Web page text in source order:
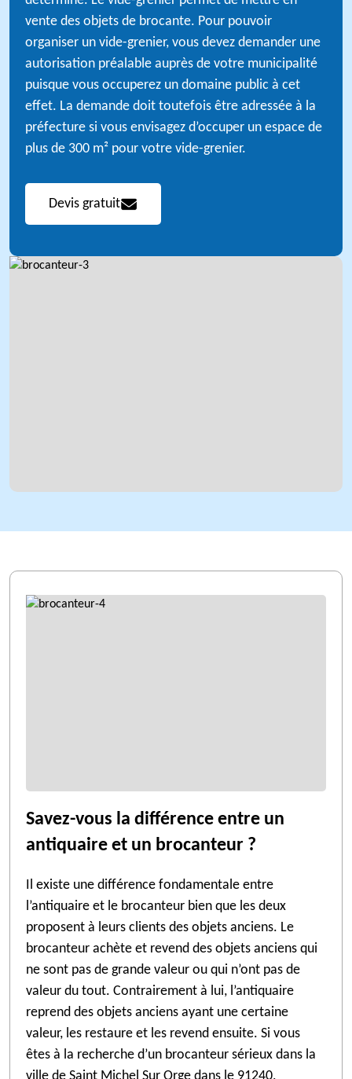
vente des objets de brocante. Pour pouvoir
organiser un vide-grenier, vous devez demander une
autorisation préalable auprès de votre municipalité
puisque vous occuperez un domaine public à cet
effet. La demande doit toutefois être adressée à la
préfecture si vous envisagez d’occuper un espace de
plus de 300 m² pour votre vide-grenier.
Devis gratuit
Savez-vous la différence entre un
antiquaire et un brocanteur ?
Il existe une différence fondamentale entre
l’antiquaire et le brocanteur bien que les deux
proposent à leurs clients des objets anciens. Le
brocanteur achète et revend des objets anciens qui
ne sont pas de grande valeur ou qui n’ont pas de
valeur du tout. Contrairement à lui, l’antiquaire
reprend des objets anciens ayant une certaine
valeur, les restaure et les revend ensuite. Si vous
êtes à la recherche d’un brocanteur sérieux dans la